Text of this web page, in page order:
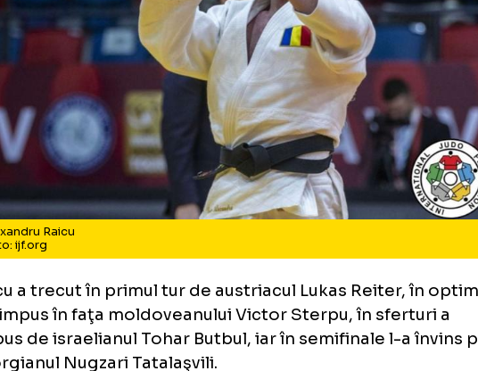
Alexandru Raicu
Foto: ijf.org